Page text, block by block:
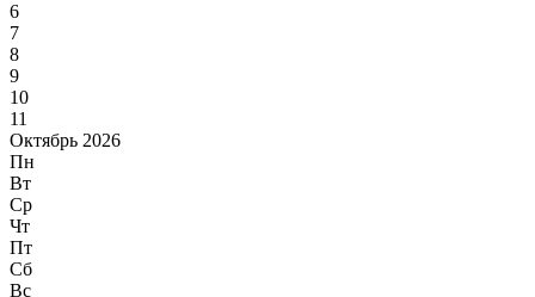
6
7
8
9
10
11
Октябрь 2026
Пн
Вт
Ср
Чт
Пт
Сб
Вс